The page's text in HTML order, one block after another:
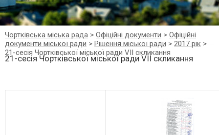
Чортківська міська рада > Офіційні документи > Офіційні
документи міської ради > Рішення міської ради > 2017 рік >
21-сесія Чортківської міської ради VII скликання
21-сесія Чортківської міської ради VII скликання